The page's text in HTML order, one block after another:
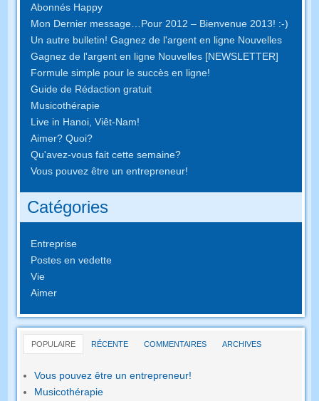
Abonnés Happy
Mon Dernier message…Pour 2012 – Bienvenue 2013! :-)
Un autre bulletin! Gagnez de l'argent en ligne Nouvelles
Gagnez de l'argent en ligne Nouvelles [NEWSLETTER]
Formule simple pour le succès en ligne!
Guide de Rédaction gratuit
Musicothérapie
Live in Hanoi, Viêt-Nam!
Aimer? Quoi?
Qu'avez-vous fait cette semaine?
Vous pouvez être un entrepreneur!
Catégories
Entreprise
Postes en vedette
Vie
Aimer
POPULAIRE RÉCENTE COMMENTAIRES ARCHIVES
Vous pouvez être un entrepreneur!
Musicothérapie